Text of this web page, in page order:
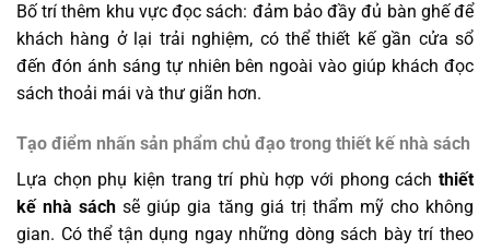
Bố trí thêm khu vực đọc sách: đảm bảo đầy đủ bàn ghế để
khách hàng ở lại trải nghiệm, có thể thiết kế gần cửa sổ
đến đón ánh sáng tự nhiên bên ngoài vào giúp khách đọc
sách thoải mái và thư giãn hơn.
Tạo điểm nhấn sản phẩm chủ đạo trong thiết kế nhà sách
Lựa chọn phụ kiện trang trí phù hợp với phong cách thiết
kế nhà sách sẽ giúp gia tăng giá trị thẩm mỹ cho không
gian. Có thể tận dụng ngay những dòng sách bày trí theo